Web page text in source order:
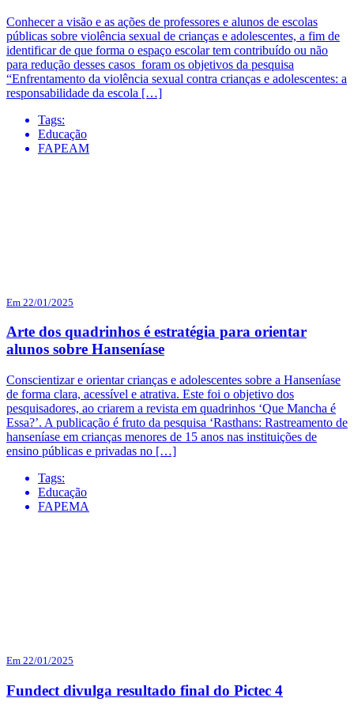
Conhecer a visão e as ações de professores e alunos de escolas
públicas sobre violência sexual de crianças e adolescentes, a fim de
identificar de que forma o espaço escolar tem contribuído ou não
para redução desses casos foram os objetivos da pesquisa
“Enfrentamento da violência sexual contra crianças e adolescentes: a
responsabilidade da escola […]
Tags:
Educação
FAPEAM
Em 22/01/2025
Arte dos quadrinhos é estratégia para orientar
alunos sobre Hanseníase
Conscientizar e orientar crianças e adolescentes sobre a Hanseníase
de forma clara, acessível e atrativa. Este foi o objetivo dos
pesquisadores, ao criarem a revista em quadrinhos ‘Que Mancha é
Essa?’. A publicação é fruto da pesquisa ‘Rasthans: Rastreamento de
hanseníase em crianças menores de 15 anos nas instituições de
ensino públicas e privadas no […]
Tags:
Educação
FAPEMA
Em 22/01/2025
Fundect divulga resultado final do Pictec 4